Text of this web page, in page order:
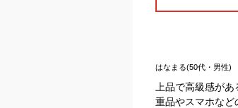
はなまる(50代・男性)
上品で高級感が
重品やスマホなど